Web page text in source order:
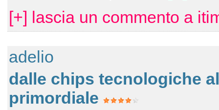
[+] lascia un commento a
adelio
dalle chips tecnologiche
primordiale